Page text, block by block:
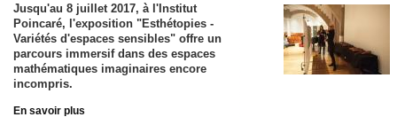
Jusqu'au 8 juillet 2017, à l'Institut
Poincaré, l'exposition "Esthétopies -
Variétés d'espaces sensibles" offre un
parcours immersif dans des espaces
mathématiques imaginaires encore
incompris.
En savoir plus